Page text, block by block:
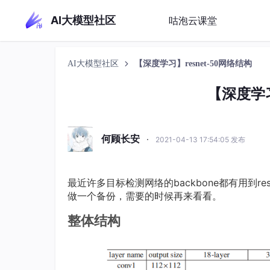
AI大模型社区 咕泡云课堂
AI大模型社区 【深度学习】resnet-50网络结构
【深度
何顾长安 · 2021-04-13 17:54:05 发布
最近许多目标检测网络的backbone都有用到
做一个备份，需要的时候再来看看。
整体结构